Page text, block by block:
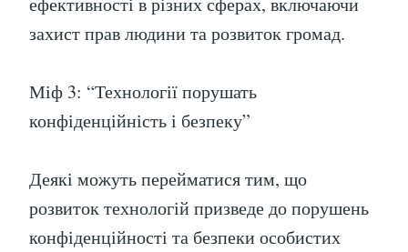
захист прав людини та розвиток громад.
Міф 3: “Технології порушать
конфіденційність і безпеку”
Деякі можуть перейматися тим, що
розвиток технологій призведе до порушень
конфіденційності та безпеки особистих